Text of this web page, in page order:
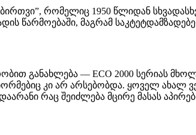
რომელიც 1950 წლიდან
წარმოებაში, მაგრამ
განახლება — ECO 2000 სერიას
კი არ არსებობდა. ყოველ ახალ
რაც შეიძლება მცირე მასას